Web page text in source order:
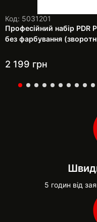
Код: 5031201
Професійний набір PDR
без фарбування
2 199 грн
5 годин від